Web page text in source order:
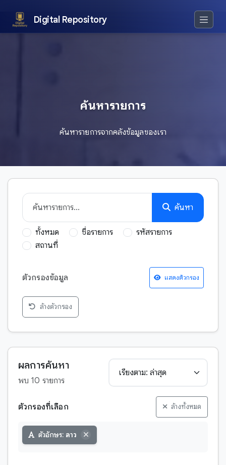
Digital Repository
ค้นหารายการ
ค้นหารายการจากคลังข้อมูลของเรา
ค้นหา
ทั้งหมด ชื่อรายการ
รหัสรายการ
สถานที่
ตัวกรองข้อมูล แสดงตัวกรอง
ชาดก
ตำนาน-พระสาวก
วิดีโอ
ล้างตัวกรอง
ผลการค้นหา
พบ 10 รายการ
ตัวกรองที่เลือก ล้างทั้งหมด
ตัวอักษร: ลาว